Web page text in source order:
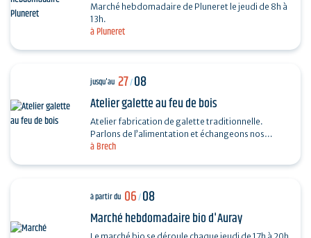
à Pluneret
Marché hebdomadaire de Pluneret le jeudi de 8h à
13h.
à Brech
jusqu'au 27/08
Atelier galette au feu de bois
Atelier fabrication de galette traditionnelle.
Parlons de l’alimentation et échangeons nos
recettes autour de la galette. Fabrication, cuisson
à partir du 06/08
Marché hebdomadaire bio d'Auray